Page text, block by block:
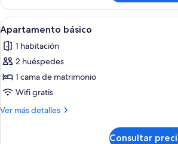
estándar
doble
Abrir
todas
las
fotos
de
Apartamento
básico
Una
5
Apartamento básico
1 habitación
2 huéspedes
1 cama de matrimonio
Wifi gratis
Ver más detalles
Más
Consultar